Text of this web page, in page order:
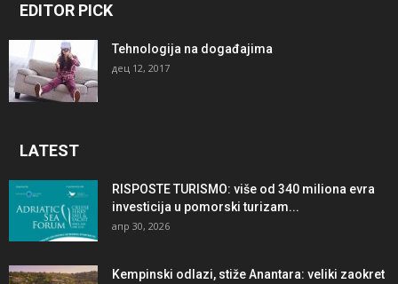
EDITOR PICK
Tehnologija na događajima
дец 12, 2017
LATEST
RISPOSTE TURISMO: više od 340 miliona evra
investicija u pomorski turizam...
апр 30, 2026
Kempinski odlazi, stiže Anantara: veliki zaokret